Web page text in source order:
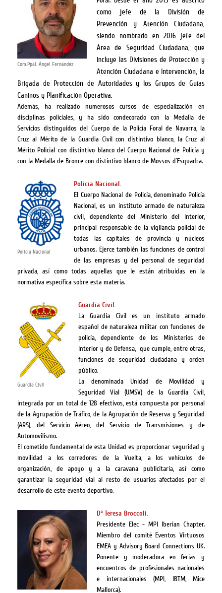
Com.Ppal. Ángel Fernández
como jefe de la División de
Prevención y Atención Ciudadana,
siendo nombrado en 2016 jefe del
Área de Seguridad Ciudadana, que
incluye las Divisiones de Protección y
Atención Ciudadana e Intervención, la
Brigada de Protección de Autoridades y los Grupos de Guías
Caninos y Planificación Operativa.
Además, ha realizado numerosos cursos de especialización en
disciplinas policiales, y ha sido condecorado con la Medalla de
Servicios distinguidos del Cuerpo de la Policía Foral de Navarra, la
Cruz al Mérito de la Guardia Civil con distintivo blanco, la Cruz al
Mérito Policial con distintivo blanco del Cuerpo Nacional de Policía y
con la Medalla de Bronce con distintivo blanco de Mossos d´Esquadra.
Policía Nacional
Policía Nacional.
El Cuerpo Nacional de Policía, denominado Policía
Nacional, es un instituto armado de naturaleza
civil, dependiente del Ministerio del Interior,
principal responsable de la vigilancia policial de
todas las capitales de provincia y núcleos
urbanos. Ejerce también las funciones de control
de las empresas y del personal de seguridad
privada, así como todas aquellas que le están atribuidas en la
normativa específica sobre esta materia.
Guardia Civil
Guardia Civil.
La Guardia Civil es un instituto armado
español de naturaleza militar con funciones de
policía, dependiente de los Ministerios de
Interior y de Defensa, ​ que cumple, entre otras,
funciones de seguridad ciudadana y orden
público.
La denominada Unidad de Movilidad y
Seguridad Vial (UMSV) de la Guardia Civil,
integrada por un total de 128 efectivos, está compuesta por personal
de la Agrupación de Tráfico, de la Agrupación de Reserva y Seguridad
(ARS), del Servicio Aéreo, del Servicio de Transmisiones y de
Automovilismo.
El cometido fundamental de esta Unidad es proporcionar seguridad y
movilidad a los corredores de la Vuelta, a los vehículos de
organización, de apoyo y a la caravana publicitaria, así como
garantizar la seguridad vial al resto de usuarios afectados por el
desarrollo de este evento deportivo.
Dª Teresa Broccoli.
Presidente Elec - MPI Iberian Chapter.
Miembro del comité Eventos Virtuosos
EMEA y Advisory Board Connections UK.
Ponente y moderadora en ferias y
encuentros de profesionales nacionales
e internacionales (MPI, IBTM, Mice
Mallorca).